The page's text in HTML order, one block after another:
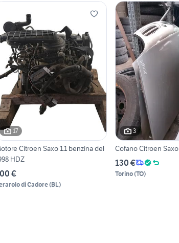
17
Citroen Saxo 1.1 benzina del
HDZ
€
di Cadore(BL)
3
Cofano Citroen Saxo
130 €
Torino(TO)